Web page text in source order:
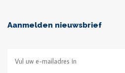
Aanmelden nieuwsbrief